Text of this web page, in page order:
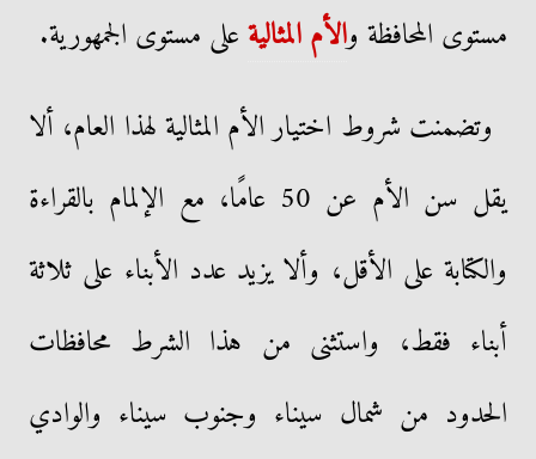
مستوى المحافظة والأم المثاليةعلى مستوى الجمهورية.
وتضمنت شروط اختيار الأم المثالية لهذا العام، ألا
يقل سن الأم عن 50 عامًا، مع الإلمام بالقراءة
والكتابة على الأقل، وألا يزيد عدد الأبناء على ثلاثة
أبناء فقط، واستثنى من هذا الشرط محافظات
الحدود من شمال سيناء وجنوب سيناء والوادي